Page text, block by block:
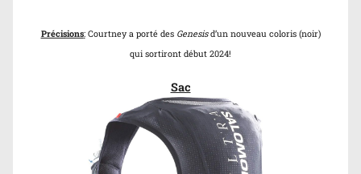
Précisions:Courtney a porté des Genesisd’un nouveau coloris (noir)
qui sortiront début 2024!
Sac